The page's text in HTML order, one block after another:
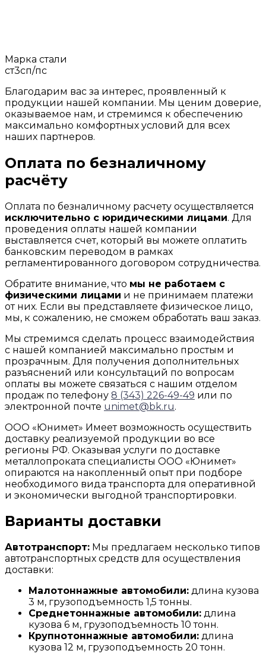
Марка стали
ст3сп/пс
Благодарим вас за интерес, проявленный к
продукции нашей компании. Мы ценим доверие,
оказываемое нам, и стремимся к обеспечению
максимально комфортных условий для всех
наших партнеров.
Оплата по безналичному
расчёту
Оплата по безналичному расчету осуществляется
исключительно с юридическими лицами. Для
проведения оплаты нашей компании
выставляется счет, который вы можете оплатить
банковским переводом в рамках
регламентированного договором сотрудничества.
Обратите внимание, что мы не работаем с
физическими лицами и не принимаем платежи
от них. Если вы представляете физическое лицо,
мы, к сожалению, не сможем обработать ваш заказ.
Мы стремимся сделать процесс взаимодействия
с нашей компанией максимально простым и
прозрачным. Для получения дополнительных
разъяснений или консультаций по вопросам
оплаты вы можете связаться с нашим отделом
продаж по телефону 8 (343) 226-49-49 или по
электронной почте unimet@bk.ru.
ООО «Юнимет» Имеет возможность осуществить
доставку реализуемой продукции во все
регионы РФ. Оказывая услуги по доставке
металлопроката специалисты ООО «Юнимет»
опираются на накопленный опыт при подборе
необходимого вида транспорта для оперативной
и экономически выгодной транспортировки.
Варианты доставки
Автотранспорт: Мы предлагаем несколько типов
автотранспортных средств для осуществления
доставки:
Малотоннажные автомобили: длина кузова
3 м, грузоподъемность 1,5 тонны.
Среднетоннажные автомобили: длина
кузова 6 м, грузоподъемность 10 тонн.
Крупнотоннажные автомобили: длина
кузова 12 м, грузоподъемность 20 тонн.